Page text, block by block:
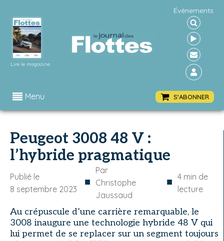
Lire le magazine
Événements
Menu S'ABONNER
Peugeot 3008 48 V :
l’hybride pragmatique
Publié le
8 septembre 2023
■
Par
Christophe
Jaussaud
■ 4 min de
lecture
Au crépuscule d’une carrière remarquable, le
3008 inaugure une technologie hybride 48 V qui
lui permet de se replacer sur un segment toujours